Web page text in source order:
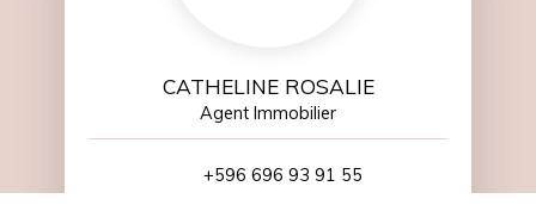
CATHELINE ROSALIE
Agent Immobilier
+596 696 93 91 55